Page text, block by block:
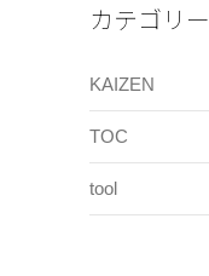
カテゴリー
KAIZEN
TOC
tool